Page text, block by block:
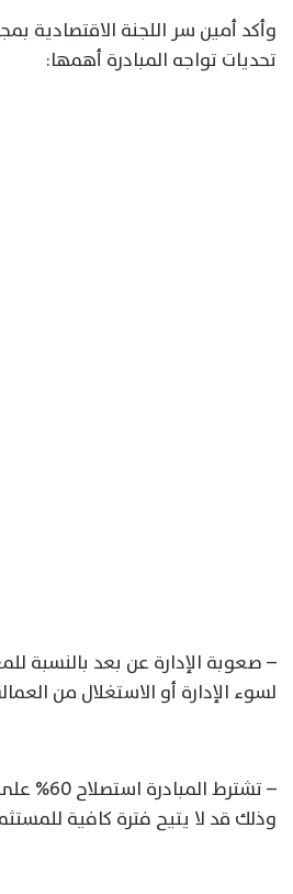
وأكد أمين سر اللجنة الاقتصادية
تحديات تواجه المبادرة أهمها:
– صعوبة الإدارة عن بعد بالنسبة
لسوء الإدارة أو الاستغلال من
وذلك قد لا يتيح فترة كافية